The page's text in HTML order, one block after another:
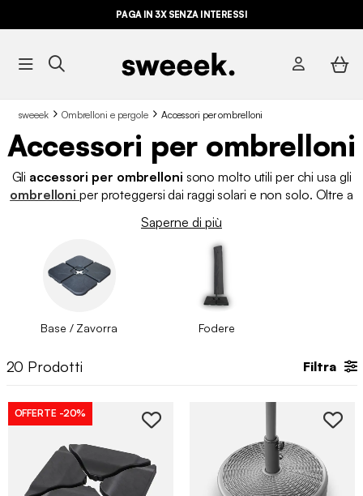
PAGA IN 3X SENZA INTERESSI
sweeek Ombrelloni e pergole Accessori per ombrelloni
Accessori per ombrelloni
Gli accessori per ombrelloni sono molto utili per chi usa gli
ombrelloniper proteggersi dai raggi solari e non solo. Oltre a
ombrelloni, ognuno dei quali offre una serie di vantaggi. In
base per ombrellone
lampade a led per ombrellone
telo per ombrellone
fodera per ombrellone
. Per esempio, la base per
ombrellone è uno dei
più importanti dell'intero impianto.
è opportuno che sia robusta. Infatti, una base fragile può
accessori per ombrelloni
sulla nostra pagina web.
Saperne di più
Base / Zavorra Fodere
20 Prodotti Filtra
OFFERTE -20%